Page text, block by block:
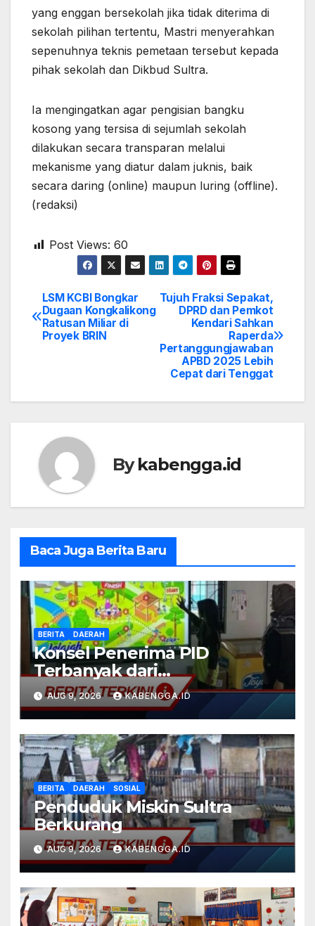
yang enggan bersekolah jika tidak diterima di
sekolah pilihan tertentu, Mastri menyerahkan
sepenuhnya teknis pemetaan tersebut kepada
pihak sekolah dan Dikbud Sultra.
Ia mengingatkan agar pengisian bangku
kosong yang tersisa di sejumlah sekolah
dilakukan secara transparan melalui
mekanisme yang diatur dalam juknis, baik
secara daring (online) maupun luring (offline).
(redaksi)
Post Views: 60
Post
navigation
Tujuh Fraksi Sepakat,
DPRD dan Pemkot
Kendari Sahkan
Raperda
Pertanggungjawaban
APBD 2025 Lebih
Cepat dari Tenggat
LSM KCBI Bongkar
Dugaan Kongkalikong
Ratusan Miliar di
Proyek BRIN
Bykabengga.id
Baca Juga Berita Baru
BERITA DAERAH
Konsel Penerima PID
Terbanyak dari
Kemendikdasmen
AUG 9, 2026 KABENGGA.ID
BERITA DAERAH SOSIAL
Penduduk Miskin Sultra
Berkurang
AUG 9, 2026 KABENGGA.ID